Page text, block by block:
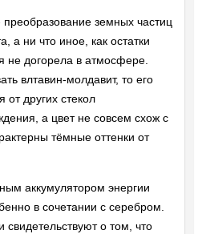
земных частиц
а ни что иное, как остатки
не догорела в атмосфере.
влтавин-молдавит, то его
от других стекол
а цвет не совсем схож с
тёмные оттенки от
аккумулятором энергии
в сочетании с серебром.
свидетельствуют о том, что